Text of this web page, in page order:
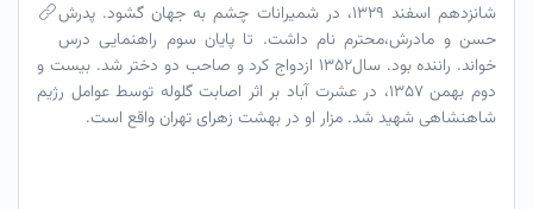
شانزدهم اسفند ۱۳۲۹، در شمیرانات چشم به جهان گشود. پدرش
حسن و مادرش،محترم نام داشت. تا پایان سوم راهنمایی درس
خواند. راننده بود. سال۱۳۵۲ ازدواج کرد و صاحب دو دختر شد. بیست و
دوم بهمن ۱۳۵۷، در عشرت آباد بر اثر اصابت گلوله توسط عوامل رژیم
شاهنشاهی شهید شد. مزار او در بهشت زهرای تهران واقع است.